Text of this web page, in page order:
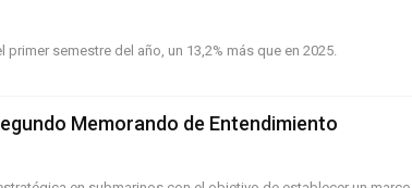
semestre del año, un 13,2% más que en 2025.
Memorando de Entendimiento